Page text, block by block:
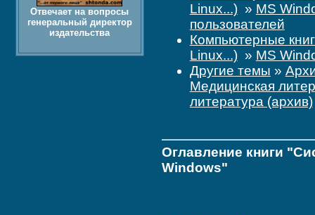
Linux...)» MS
пользователей
Компьютерные
Linux...)» MS
Другие темы »
Медицинская
литература (архив)
Оглавление книги
Windows"
Отвечает на вопросы
генеральный директор
издательства